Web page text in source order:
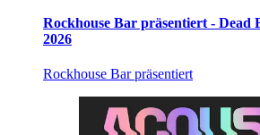
Rockhouse Bar präsentiert - Dead
2026
Rockhouse Bar präsentiert